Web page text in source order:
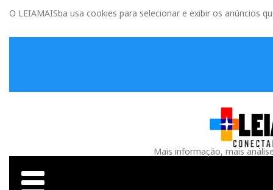
O LEIAMAISba usa cookies para selecionar e exibir os anúncios
Mais informação, mais